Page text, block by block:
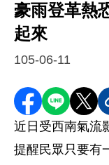
豪雨登革熱
起來
105-06-11
分享至分享到
分
近日受西南氣流
提醒民眾只要有